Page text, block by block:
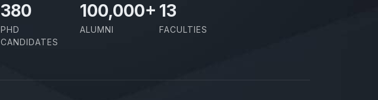
437
PHD
CANDIDATES
100,000+
ALUMNI
13
FACULTIES